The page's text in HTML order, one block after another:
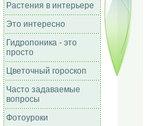
Растения в интерьере
Это интересно
Гидропоника - это
просто
Цветочный гороскоп
Часто задаваемые
вопросы
Фотоуроки